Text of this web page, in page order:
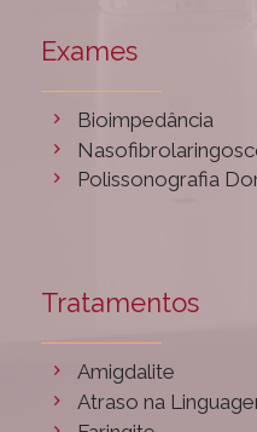
Exames
Bioimpedância
Polissonografia
Tratamentos
Amigdalite
Atraso na